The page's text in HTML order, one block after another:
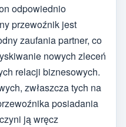
odpowiednio
przewoźnik jest
zaufania partner, co
nowych zleceń
relacji biznesowych.
zwłaszcza tych na
posiadania
ją wręcz